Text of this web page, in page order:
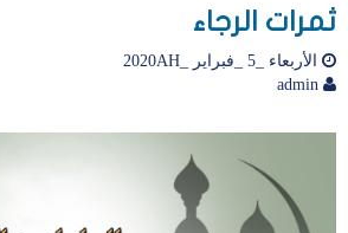
ثمرات الرجاء
الأربعاء _5 _فبراير _2020AH